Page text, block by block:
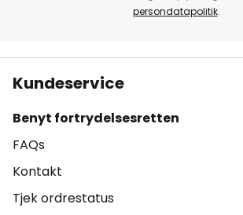
persondatapolitik.
Kundeservice
Benyt fortrydelsesretten
FAQs
Kontakt
Tjek ordrestatus